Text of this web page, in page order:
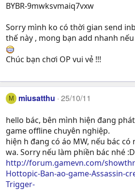
BYBR-9mwksvmaiq7vxw
Sorry mình ko có thời gian send
thế này , mong bạn add nhanh
Chúc bạn chơi OP vui vẻ !!!
M miusatthu 25/10/11
hello bác, bên mình hiện đang
game offline chuyên nghiệp.
hiện h đang có áo MW, nếu bác có
wa. Sorry nếu làm phiền bác nhé :D
http://forum.gamevn.com/
Hottopic-Ban-ao-game-Assassin-
Trigger-